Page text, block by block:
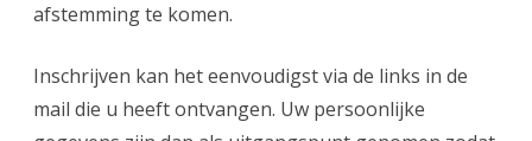
afstemming te komen.
Inschrijven kan het eenvoudigst via de links in de
mail die u heeft ontvangen. Uw persoonlijke